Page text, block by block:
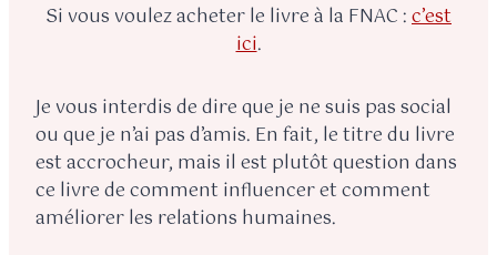
Si vous voulez acheter le livre à la FNAC :c’est
ici.
Je vous interdis de dire que je ne suis pas social
ou que je n’ai pas d’amis. En fait, le titre du livre
est accrocheur, mais il est plutôt question dans
ce livre de comment influencer et comment
améliorer les relations humaines.